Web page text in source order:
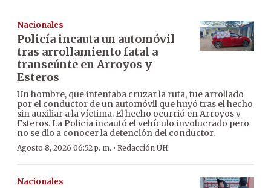
Nacionales
Policía incauta un automóvil
tras arrollamiento fatal a
transeúnte en Arroyos y
Esteros
Un hombre, que intentaba cruzar la ruta, fue arrollado
por el conductor de un automóvil que huyó tras el hecho
sin auxiliar a la víctima. El hecho ocurrió en Arroyos y
Esteros. La Policía incautó el vehículo involucrado pero
no se dio a conocer la detención del conductor.
Agosto 8, 2026 06:52 p. m. · Redacción ÚH
Nacionales